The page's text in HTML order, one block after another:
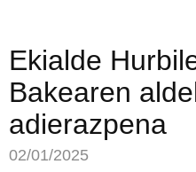
Ekialde
Bakearen
adierazpena
02/01/2025